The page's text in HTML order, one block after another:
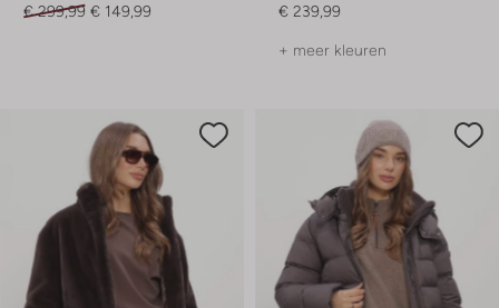
€ 299,99 € 149,99
€ 239,99
+ meer kleuren